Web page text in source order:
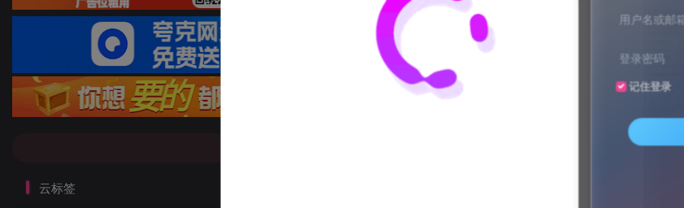
文案不会提取也不会写？八哥来帮忙！
7-9折！等多家顶流配音软件[配音神器Pro]-[配音鹅]-[南瓜配音]-[魔音工坊]-
文案不会提取也不会写？八哥来帮忙！
云标签
用户名或邮
登录密码
记住登录